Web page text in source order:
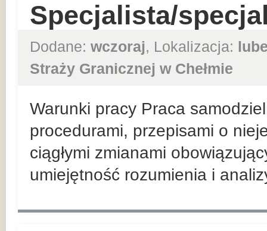
Specjalista/
Dodane: wczoraj, Lokalizacja:
Straży Granicznej w Chełmie
Warunki pracy Praca
procedurami, przepisami o
ciągłymi zmianami
umiejętność rozumienia i